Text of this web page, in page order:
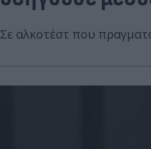
Σε αλκοτέστ που